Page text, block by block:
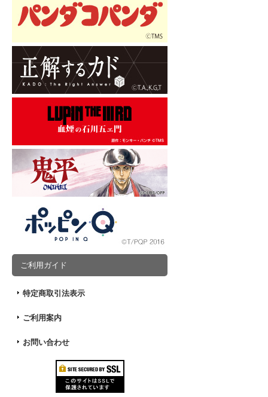
ご利用ガイド
特定商取引法表示
ご利用案内
お問い合わせ